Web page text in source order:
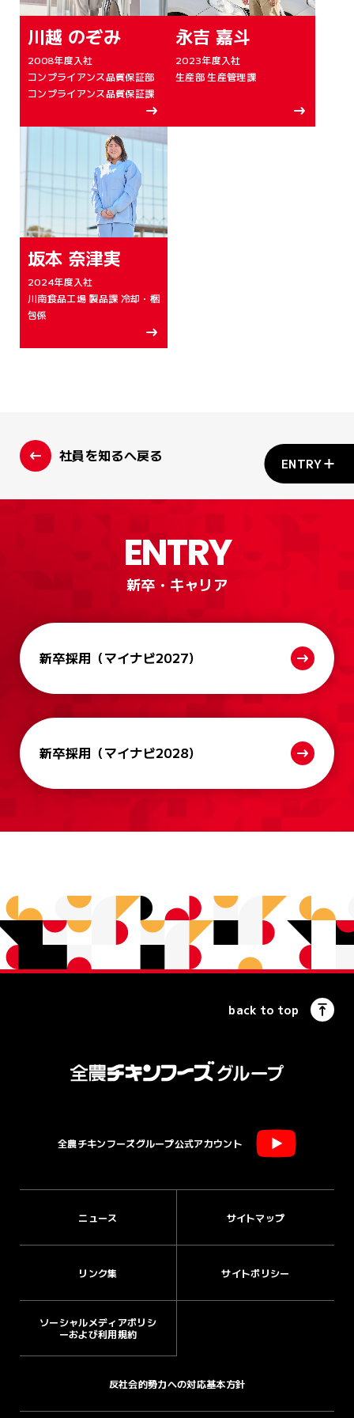
川越 のぞみ
2008年度入社
コンプライアンス品質保証部
コンプライアンス品質保証課
永吉 嘉斗
2023年度入社
生産部 生産管理課
坂本 奈津実
2024年度入社
川南食品工場 製品課 冷却・梱
包係
社員を知るへ戻る
ENTRY
新卒・キャリア
新卒採用 （マイナビ2027）
新卒採用 （マイナビ2028）
ENTRY
back to top
全農チキンフーズグループ公式アカウント
ニュース サイトマップ
リンク集 サイトポリシー
ソーシャルメディアポリシ
ーおよび利用規約
反社会的勢力への対応基本方針